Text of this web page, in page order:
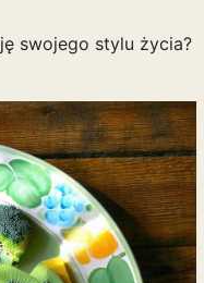
swojego stylu życia?